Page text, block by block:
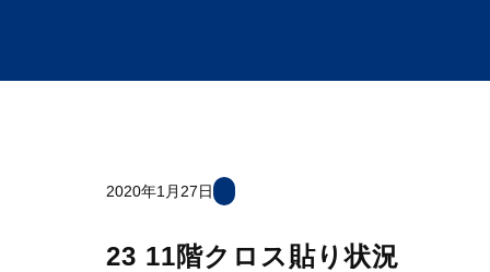
2020年1月27日
23 11階クロス貼り状況